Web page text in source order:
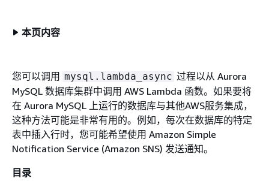
本页内容
您可以调用 mysql.lambda_async 过程以从 Aurora
MySQL 数据库集群中调用 AWS Lambda 函数。如果要将
在 Aurora MySQL 上运行的数据库与其他AWS服务集成，
这种方法可能是非常有用的。例如，每次在数据库的特定
表中插入行时，您可能希望使用 Amazon Simple
Notification Service (Amazon SNS) 发送通知。
目录